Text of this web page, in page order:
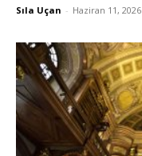
Sıla Uçan - Haziran 11, 2026